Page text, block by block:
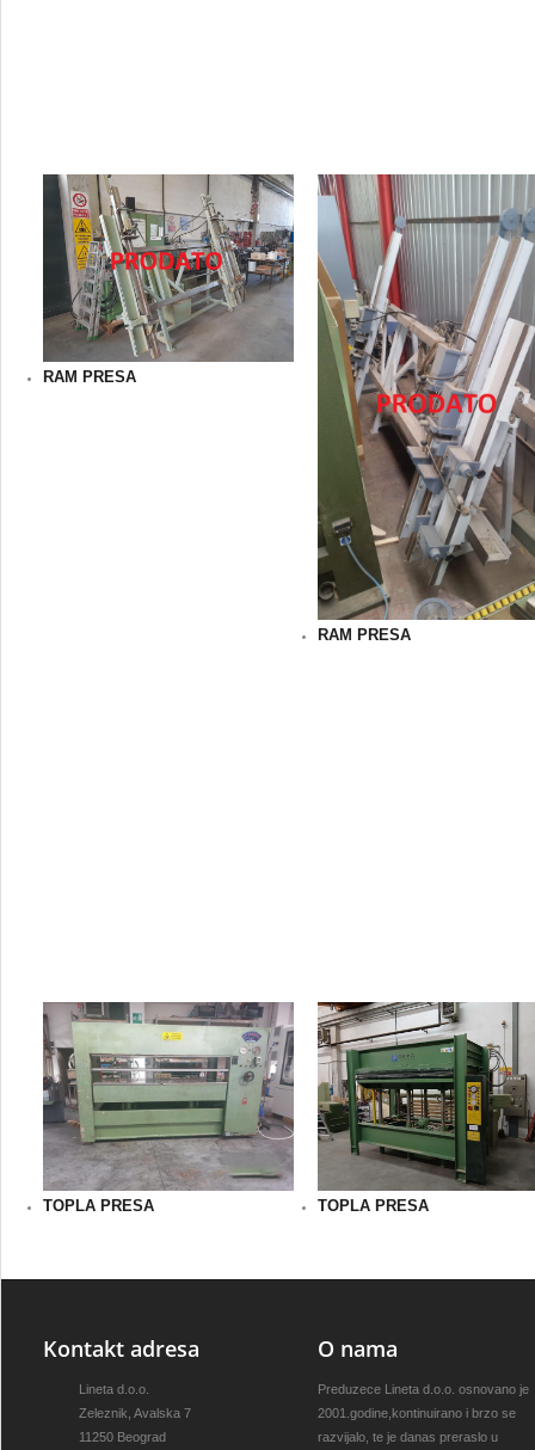
RAM PRESA
RAM PRESA
TOPLA PRESA TOPLA PRESA
Kontakt adresa
Lineta d.o.o.
Zeleznik, Avalska 7
11250 Beograd
O nama
Preduzece Lineta d.o.o. osnovano je
2001.godine,kontinuirano i brzo se
razvijalo, te je danas preraslo u